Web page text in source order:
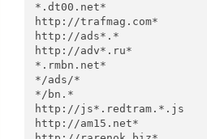
*.dt00.net*
http://trafmag.com*
http://ads*.*
http://adv*.ru*
*.rmbn.net*
*/ads/*
*/bn.*
http://js*.redtram.*.js
http://am15.net*